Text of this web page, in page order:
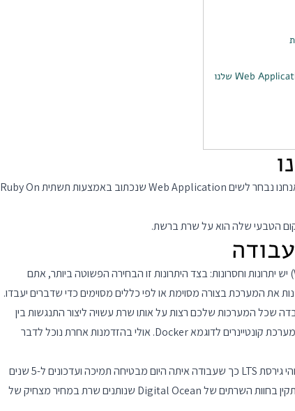
ההחלטה הראשונה לפני שמתקינים שרת היא מה לשים עליו. אנחנו נבחר לשים Web Application שנכתוב באמצעות תשתית Ruby On
הטבעי שלה הוא על שרת ברשת.
לבחירה לשים את המערכות שלנו על שרת וירטואלי פרטי (VPS) יש יתרונות וחסרונות: בצד היתרונות זו הבחירה הפשוטה ביותר, אתם
את המערכת בצורה מסוימת או לפי כללים מסוימים כדי שדברים יעבדו.
שכל המערכות שלכם רצות על אותו שרת עשויה ליצור התנגשות בין
מספר מערכות שונות. אלטרנטיבה לעבודה על שרת VPS היא מערכת קונטיינרים לדוגמא Docker. אולי בהזדמנות אחרת נוכל לדבר
אנחנו נעבוד על שרת Linux בהפצת Ubuntu וגירסת 18.04. זוהי גירסת LTS כך שעבודה איתה היום מבטיחה תמיכה ועדכונים ל-5 שנים
כלומר הגירסא תמשיך להיות מתוחזקת עד 2023. את השרת נתקין בחוות השרתים של Digital Ocean שנותנים שרת במחיר מצחיק של